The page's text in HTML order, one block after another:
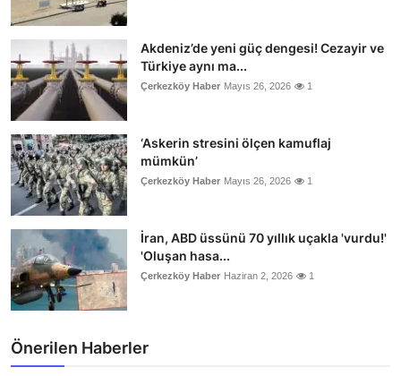
Akdeniz’de yeni güç dengesi! Cezayir ve
Türkiye aynı ma...
Çerkezköy Haber Mayıs 26, 2026 1
‘Askerin stresini ölçen kamuflaj
mümkün’
Çerkezköy Haber Mayıs 26, 2026 1
İran, ABD üssünü 70 yıllık uçakla 'vurdu!'
'Oluşan hasa...
Çerkezköy Haber Haziran 2, 2026 1
Önerilen Haberler